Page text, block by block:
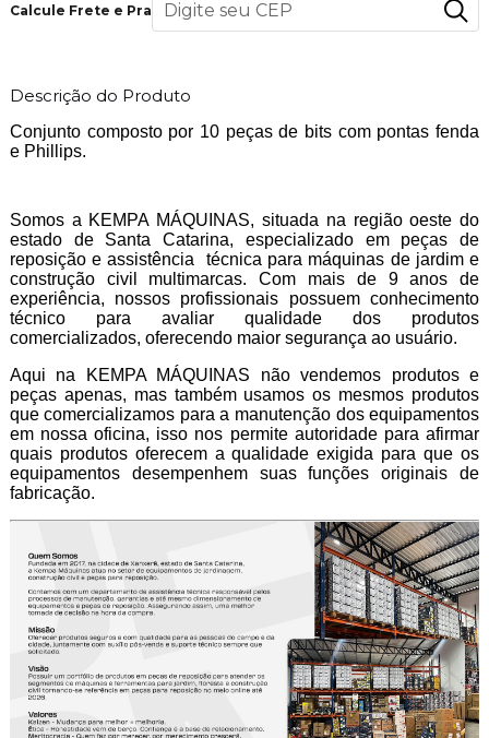
Calcule Frete e Prazo
Descrição do Produto
Conjunto composto por 10 peças de bits com pontas fenda
e Phillips.
Somos a KEMPA MÁQUINAS, situada na região oeste do
estado de Santa Catarina, especializado em peças de
reposição e assistência técnica para máquinas de jardim e
construção civil multimarcas. Com mais de 9 anos de
experiência, nossos profissionais possuem conhecimento
técnico para avaliar qualidade dos produtos
comercializados, oferecendo maior segurança ao usuário.
Aqui na KEMPA MÁQUINAS não vendemos produtos e
peças apenas, mas também usamos os mesmos produtos
que comercializamos para a manutenção dos equipamentos
em nossa oficina, isso nos permite autoridade para afirmar
quais produtos oferecem a qualidade exigida para que os
equipamentos desempenhem suas funções originais de
fabricação.